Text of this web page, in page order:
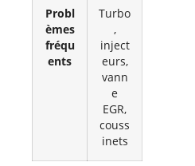
Probl
èmes
fréqu
ents
Turbo
,
inject
eurs,
vann
e
EGR,
couss
inets